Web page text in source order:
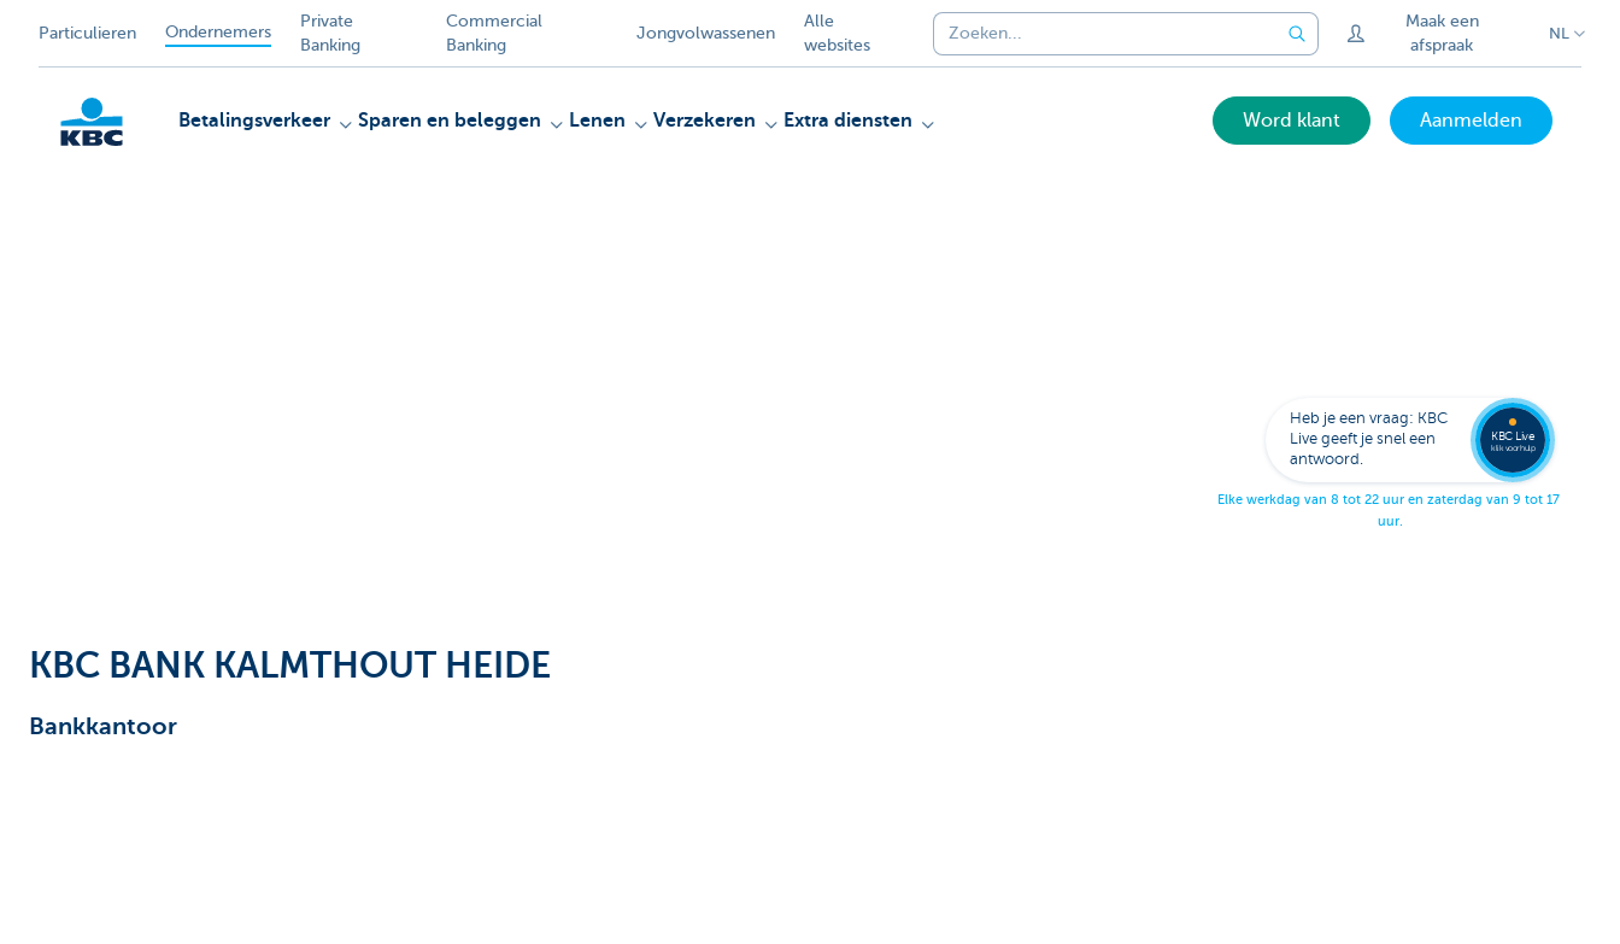
Particulieren Ondernemers
Private
Banking
Commercial
Banking
Jongvolwassenen
Alle
websites
Maak een
afspraak
NL
Betalingsverkeer Sparen en beleggen Lenen Verzekeren Extra diensten Word klant Aanmelden
KBC BANK KALMTHOUT HEIDE
Bankkantoor
Heb je een vraag: KBC
Live geeft je snel een
antwoord.
Elke werkdag van 8 tot 22 uur en zaterdag van 9 tot 17
uur.
KBC Live
klik voor hulp